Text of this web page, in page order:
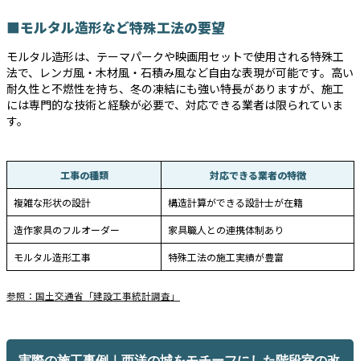
■モルタル造形など特殊工法の要望
モルタル造形は、テーマパークや映画用セットで使用される特殊工
法で、レンガ風・木材風・石積み風など自由な表現が可能です。高い
耐久性と不燃性を持ち、冬の凍結にも強い特長がありますが、施工
には専門的な技術と経験が必要で、対応できる業者は限られていま
す。
工事の種類
対応できる業者の特徴
複雑な形状の設計
構造計算ができる設計士が在籍
造作家具のフルオーダー
家具職人との連携体制あり
モルタル造形工事
特殊工法の施工実績が豊富
参照：国土交通省「建設工事統計調査」